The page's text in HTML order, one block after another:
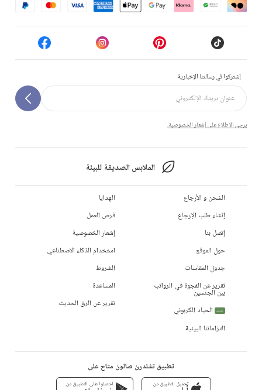
إشتركوا في رسالتنا الإخبارية
يرجى الاطلاع على إشعار الخصوصية.
الملابس الصديقة للبيئة
الشحن و الأرجاع
إنشاء طلب الإرجاع
إتصل بنا
حول الموقع
جدول المقاسات
تقرير عن الفجوة في الرواتب
بين الجنسين
جديد
الحياد الكربوني
التزاماتنا البيئية
الهدايا
فرص العمل
إشعار الخصوصية
استخدام الذكاء الاصطناعي
الشروط
المساعدة
تقرير عن الرق الحديث
تطبيق تشلدرن صالون متاح على
تحميل التطبيق من احصلوا على التطبيق من